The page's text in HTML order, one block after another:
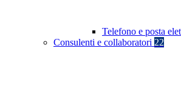
Telefono e posta
Consulenti e collaboratori 22